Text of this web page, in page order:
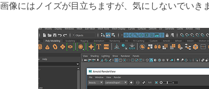
画像にはノイズが目立ちますが、気にしないでいき